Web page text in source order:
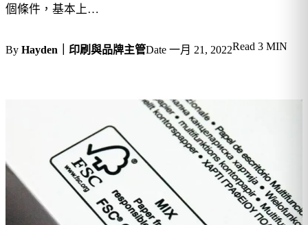
個條件，基本上…
By Hayden｜印刷與品牌主管Date 一月 21, 2022Read 3 MIN